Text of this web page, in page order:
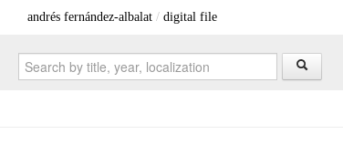
andrés fernández-albalat / digital file